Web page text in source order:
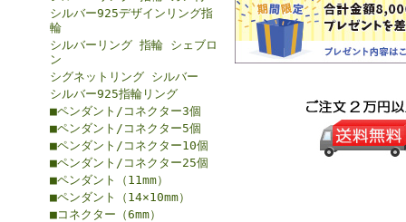
シルバー925デザインリング指
輪
シルバーリング 指輪 シェブロ
ン
シグネットリング シルバー
シルバー925指輪リング
■ペンダント/コネクター3個
■ペンダント/コネクター5個
■ペンダント/コネクター10個
■ペンダント/コネクター25個
■ペンダント（11mm）
■ペンダント（14×10mm）
■コネクター（6mm）